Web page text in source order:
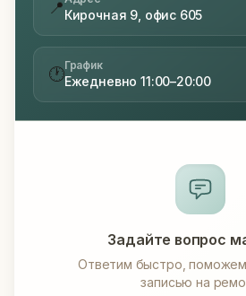
📍Кирочная 9, офис 605
🕐График
Ежедневно 11:00–20:00
Задайте вопрос
Ответим быстро,
записью на